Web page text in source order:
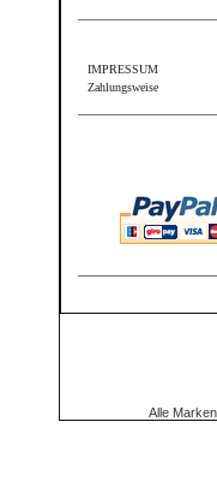
IMPRESSUM
Zahlungsweise
Alle